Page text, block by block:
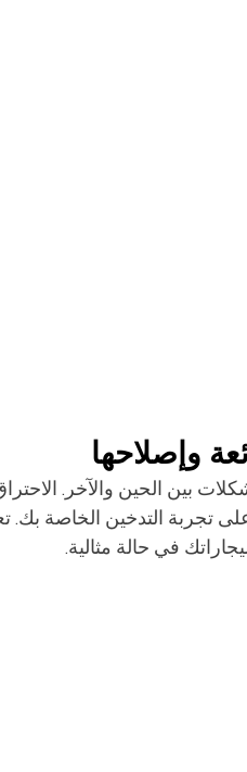
بين الحين والآخر.
تجربة التدخين الخاصة بك.
في حالة مثالية.